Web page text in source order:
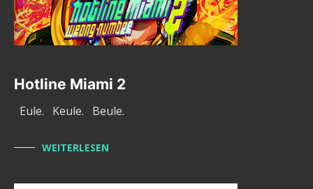
Hotline Miami 2
Eule. Keule. Beule.
WEITERLESEN